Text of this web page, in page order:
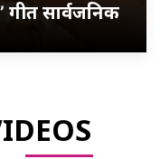
गीत सार्वजनिक